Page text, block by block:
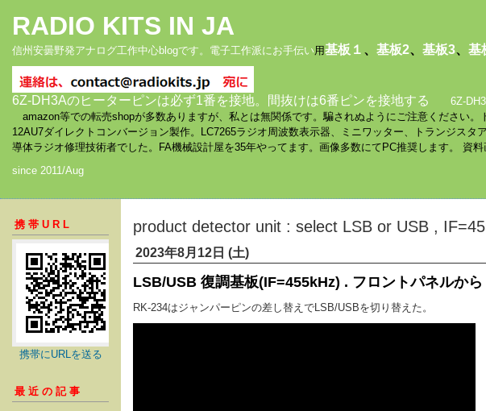
RADIO KITS IN JA
信州安曇野発アナログ工作中心blogです。電子工作派にお手伝い用基板１ 、 基板2、 基板3、 基
6Z-DH3Aのヒーターピンは必ず1番を接地。間抜けは6番ピンを接地する 6Z-
amazon等での転売shopが多数ありますが、私とは無関係です。騙されぬようにご注意ください
12AU7ダイレクトコンバージョン製作。LC7265ラジオ周波数表示器、ミニワッター、トランジスタ
導体ラジオ修理技術者でした。FA機械設計屋を35年やってます。画像多数にてPC推奨します。 資
since 2011/Aug
携帯URL
携帯にURLを送る
最近の記事
product detector unit : select LSB or USB ,
2023年8月12日 (土)
LSB/USB 復調基板(IF=455kHz) . フロントパネルか
RK-234はジャンパーピンの差し替えでLSB/USBを切り替えた。